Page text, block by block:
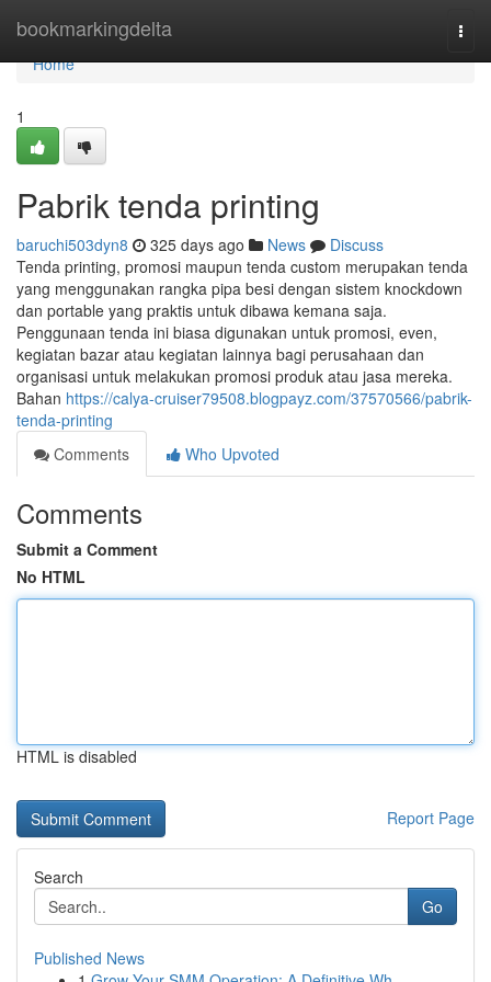
bookmarkingdelta
Home
Home
1
Pabrik tenda printing
baruchi503dyn8 325 days ago News
Discuss
Tenda printing, promosi maupun tenda custom merupakan tenda
yang menggunakan rangka pipa besi dengan sistem knockdown
dan portable yang praktis untuk dibawa kemana saja.
Penggunaan tenda ini biasa digunakan untuk promosi, even,
kegiatan bazar atau kegiatan lainnya bagi perusahaan dan
organisasi untuk melakukan promosi produk atau jasa mereka.
Bahan https://calya-cruiser79508.blogpayz.com/37570566/pabrik-
tenda-printing
Comments
Who Upvoted
Comments
Submit a Comment
No HTML
HTML is disabled
Report Page
Search
Go
Published News